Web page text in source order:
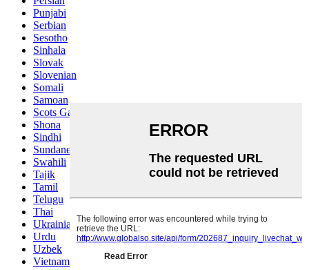
Punjabi
Serbian
Sesotho
Sinhala
Slovak
Slovenian
Somali
Samoan
Scots Gaelic
Shona
Sindhi
Sundanese
Swahili
Tajik
Tamil
Telugu
Thai
Ukrainian
Urdu
Uzbek
Vietnamese